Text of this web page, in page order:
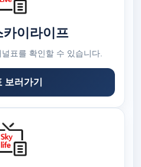
카이라이프
표를 확인할 수 있습니다.
보러가기